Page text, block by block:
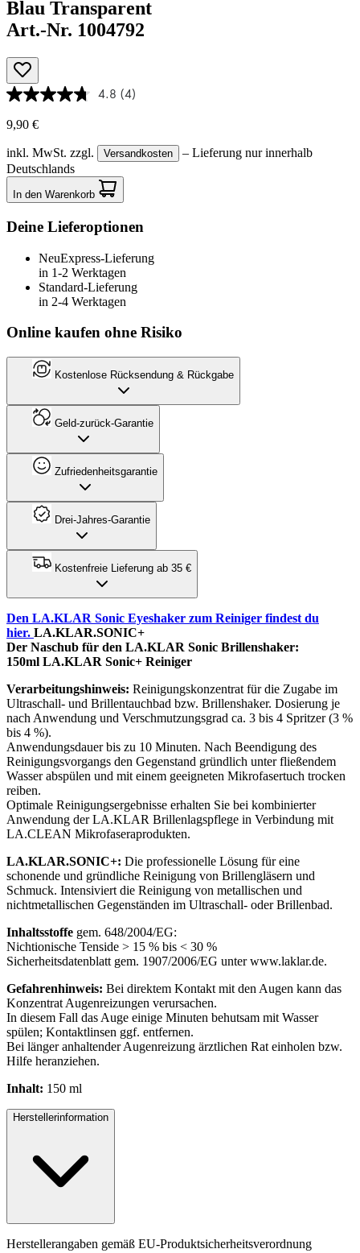
Blau Transparent
Art.-Nr. 1004792
4.8 (4)
9,90 €
inkl. MwSt. zzgl. Versandkosten
– Lieferung nur innerhalb
Deutschlands
In den Warenkorb
Deine Lieferoptionen
NeuExpress-Lieferung
in 1-2 Werktagen
Standard-Lieferung
in 2-4 Werktagen
Online kaufen ohne Risiko
Kostenlose Rücksendung & Rückgabe
Geld-zurück-Garantie
Zufriedenheitsgarantie
Drei-Jahres-Garantie
Kostenfreie Lieferung ab 35 €
Den LA.KLAR Sonic Eyeshaker zum Reiniger findest du
hier. LA.KLAR.SONIC+
Der Naschub für den LA.KLAR Sonic Brillenshaker:
150ml LA.KLAR Sonic+ Reiniger
Verarbeitungshinweis: Reinigungskonzentrat für die Zugabe im
Ultraschall- und Brillentauchbad bzw. Brillenshaker. Dosierung je
nach Anwendung und Verschmutzungsgrad ca. 3 bis 4 Spritzer (3 %
bis 4 %).
Anwendungsdauer bis zu 10 Minuten. Nach Beendigung des
Reinigungsvorgangs den Gegenstand gründlich unter fließendem
Wasser abspülen und mit einem geeigneten Mikrofasertuch trocken
reiben.
Optimale Reinigungsergebnisse erhalten Sie bei kombinierter
Anwendung der LA.KLAR Brillenlagspflege in Verbindung mit
LA.CLEAN Mikrofaseraprodukten.
LA.KLAR.SONIC+: Die professionelle Lösung für eine
schonende und gründliche Reinigung von Brillengläsern und
Schmuck. Intensiviert die Reinigung von metallischen und
nichtmetallischen Gegenständen im Ultraschall- oder Brillenbad.
Inhaltsstoffe gem. 648/2004/EG:
Nichtionische Tenside > 15 % bis < 30 %
Sicherheitsdatenblatt gem. 1907/2006/EG unter www.laklar.de.
Gefahrenhinweis: Bei direktem Kontakt mit den Augen kann das
Konzentrat Augenreizungen verursachen.
In diesem Fall das Auge einige Minuten behutsam mit Wasser
spülen; Kontaktlinsen ggf. entfernen.
Bei länger anhaltender Augenreizung ärztlichen Rat einholen bzw.
Hilfe heranziehen.
Inhalt: 150 ml
Herstellerinformation
Herstellerangaben gemäß EU-Produktsicherheitsverordnung